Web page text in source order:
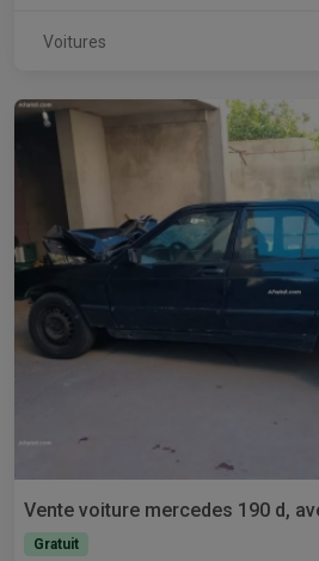
Voitures
Vente voiture mercedes 190 d,
Gratuit